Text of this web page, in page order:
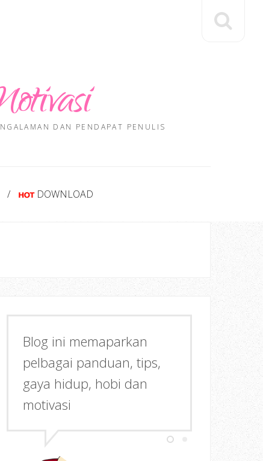
DAN PENDAPAT PENULIS
DOWNLOAD
Blog ini memaparkan
pelbagai panduan, tips,
gaya hidup, hobi dan
motivasi